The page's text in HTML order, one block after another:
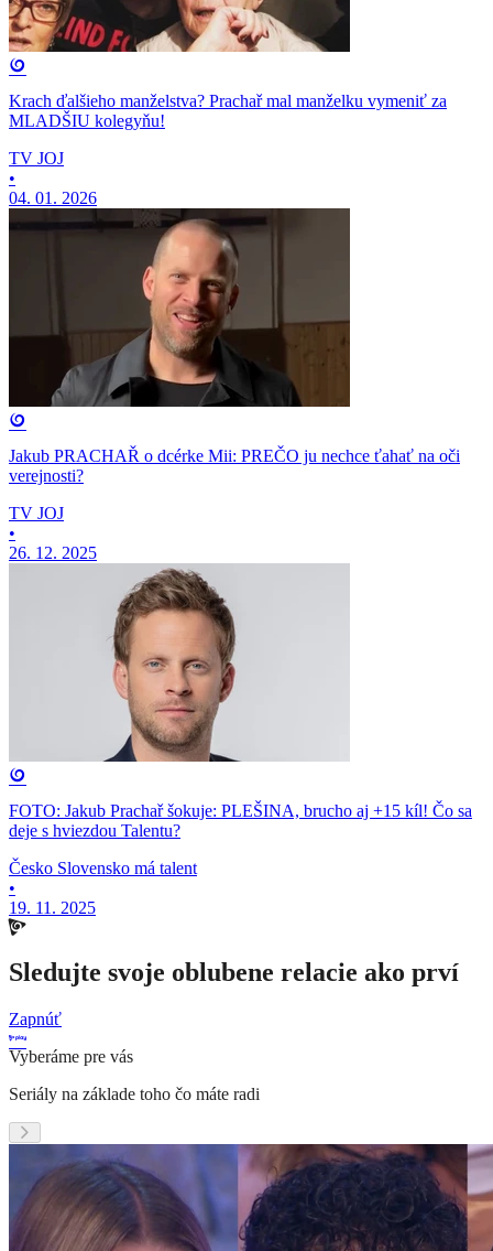
Krach ďalšieho manželstva? Prachař mal manželku vymeniť za
MLADŠIU kolegyňu!
TV JOJ
•
04. 01. 2026
Jakub PRACHAŘ o dcérke Mii: PREČO ju nechce ťahať na oči
verejnosti?
TV JOJ
•
26. 12. 2025
FOTO: Jakub Prachař šokuje: PLEŠINA, brucho aj +15 kíl! Čo sa
deje s hviezdou Talentu?
Česko Slovensko má talent
•
19. 11. 2025
Sledujte svoje oblubene relacie ako prví
Zapnúť
Vyberáme pre vás
Seriály na základe toho čo máte radi